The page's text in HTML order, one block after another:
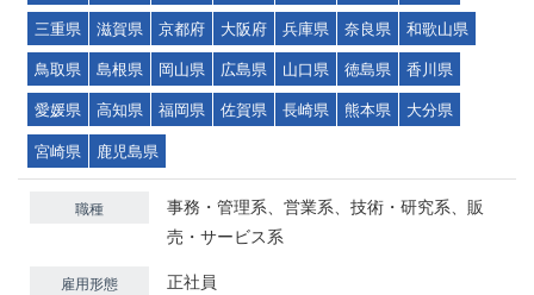
三重県
滋賀県 京都府 大阪府 兵庫県 奈良県
和歌山県
鳥取県
島根県 岡山県 広島県 山口県 徳島県
香川県
愛媛県
高知県 福岡県 佐賀県 長崎県 熊本県
大分県
宮崎県
鹿児島県
職種
事務・管理系、営業系、技術・研究系、販
売・サービス系
雇用形態 正社員